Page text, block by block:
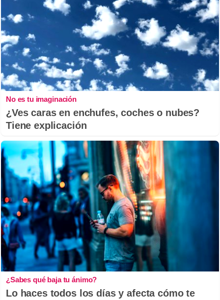
No es tu imaginación
¿Ves caras en enchufes, coches o nubes?
Tiene explicación
¿Sabes qué baja tu ánimo?
Lo haces todos los días y afecta cómo te